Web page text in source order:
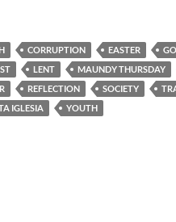
CORRUPTION EASTER
LENT MAUNDY THURSDAY
REFLECTION SOCIETY
IGLESIA YOUTH